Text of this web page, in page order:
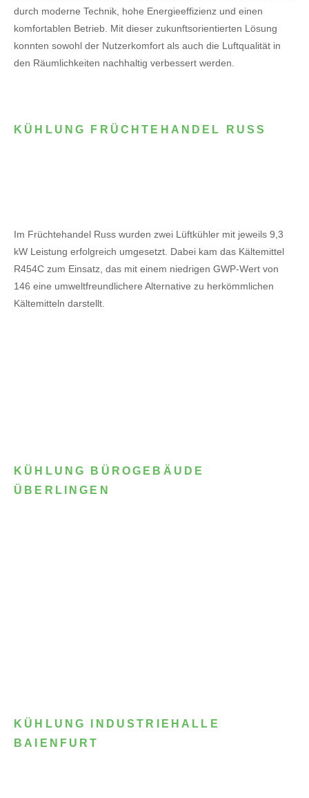
durch moderne Technik, hohe Energieeffizienz und einen
komfortablen Betrieb. Mit dieser zukunftsorientierten Lösung
konnten sowohl der Nutzerkomfort als auch die Luftqualität in
den Räumlichkeiten nachhaltig verbessert werden.
KÜHLUNG FRÜCHTEHANDEL RUSS
Im Früchtehandel Russ wurden zwei Lüftkühler mit jeweils 9,3
kW Leistung erfolgreich umgesetzt. Dabei kam das Kältemittel
R454C zum Einsatz, das mit einem niedrigen GWP-Wert von
146 eine umweltfreundlichere Alternative zu herkömmlichen
Kältemitteln darstellt.
KÜHLUNG BÜROGEBÄUDE
ÜBERLINGEN
KÜHLUNG INDUSTRIEHALLE
BAIENFURT